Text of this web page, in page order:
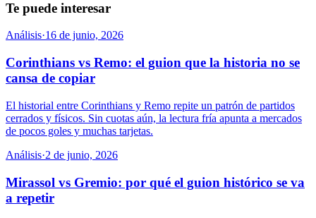
Te puede interesar
Análisis·16 de junio, 2026
Corinthians vs Remo: el guion que la historia no se
cansa de copiar
El historial entre Corinthians y Remo repite un patrón de partidos
cerrados y físicos. Sin cuotas aún, la lectura fría apunta a mercados
de pocos goles y muchas tarjetas.
Análisis·2 de junio, 2026
Mirassol vs Gremio: por qué el guion histórico se va
a repetir